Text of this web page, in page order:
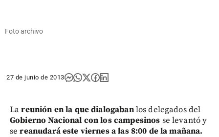
Foto archivo
27 de junio de 2013
Lareunión en la que dialogabanlos delegados del
Gobierno Nacional con los campesinos se levantó y
sereanudará este viernes a las 8:00 de la mañana.